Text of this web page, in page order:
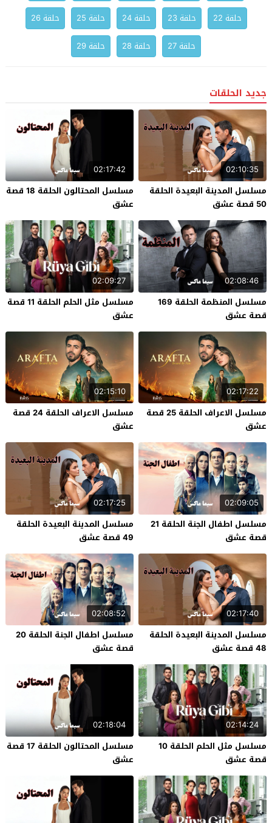
حلقة 22
حلقة 23 حلقة 24 حلقة 25
حلقة 26
حلقة 27
حلقة 28 حلقة 29
جديد الحلقات
02:10:35
مسلسل المدينة البعيدة الحلقة
50 قصة عشق
02:17:42
مسلسل المحتالون الحلقة 18 قصة
عشق
02:08:46
مسلسل المنظمة الحلقة 169
قصة عشق
02:09:27
مسلسل مثل الحلم الحلقة 11 قصة
عشق
02:17:22
مسلسل الاعراف الحلقة 25 قصة
عشق
02:15:10
مسلسل الاعراف الحلقة 24 قصة
عشق
02:09:05
مسلسل اطفال الجنة الحلقة 21
قصة عشق
02:17:25
مسلسل المدينة البعيدة الحلقة
49 قصة عشق
02:17:40
مسلسل المدينة البعيدة الحلقة
48 قصة عشق
02:08:52
مسلسل اطفال الجنة الحلقة 20
قصة عشق
02:14:24
مسلسل مثل الحلم الحلقة 10
قصة عشق
02:18:04
مسلسل المحتالون الحلقة 17 قصة
عشق